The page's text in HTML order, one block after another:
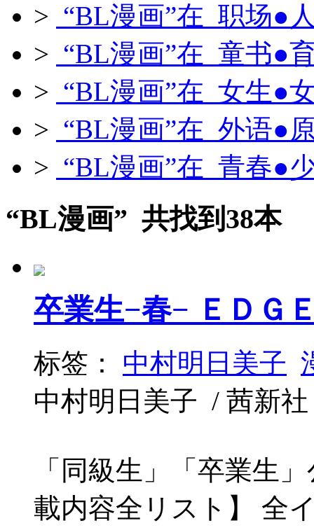
> “BL漫画”在 职场●
> “BL漫画”在 童书●
> “BL漫画”在 女生●
> “BL漫画”在 外语●
> “BL漫画”在 青春●
“BL漫画” 共找到38本
卒業生−春− ＥＤＧ
标签： 中村明日美子
中村明日美子 / 茜新
「同級生」「卒業生
載内容全リスト】 全